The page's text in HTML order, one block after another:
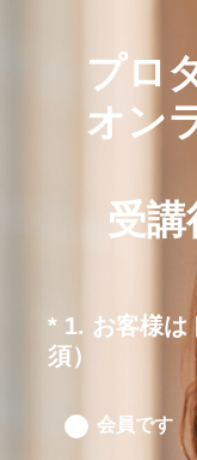
プロ
オン
受
Question
Title
* 1. お客様は
須）
須
会員です